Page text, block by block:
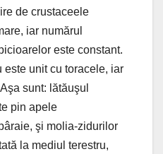
de crustaceele
iar numărul
este constant.
este unit cu toracele, iar
sunt: lătăuşul
pin apele
şi molia-zidurilor
la mediul terestru,